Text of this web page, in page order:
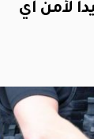
لأمن أي